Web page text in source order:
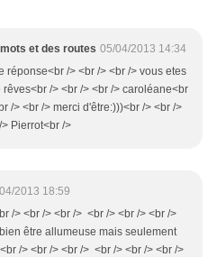
et des routes 05/04/2013 14:34
réponse<br /> <br /> <br /> vous etes
/> <br /> <br /> caroléane<br
/> <br /> merci d'être:)))<br /> <br />
Pierrot<br />
2013 18:59
/> <br /> <br /> <br /> <br /> <br />
être allumeuse mais seulement
/> <br /> <br /> <br /> <br /> <br />